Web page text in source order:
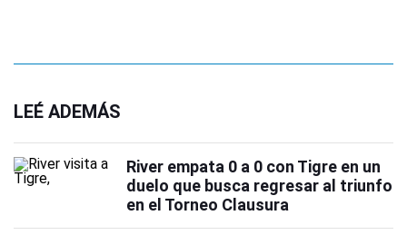
LEÉ ADEMÁS
River empata 0 a 0 con Tigre en un
duelo que busca regresar al triunfo
en el Torneo Clausura